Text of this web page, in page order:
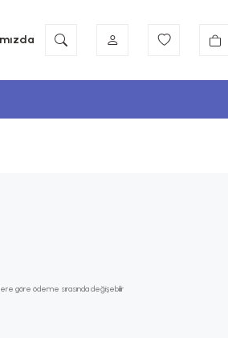
göre ödeme sırasında değişebilir